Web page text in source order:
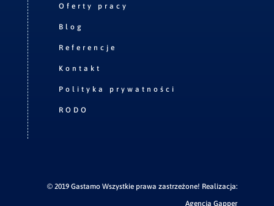
Oferty pracy
Blog
Referencje
Kontakt
Polityka prywatności
RODO
© 2019 Gastamo Wszystkie prawa zastrzeżone! Realizacja:
Agencja Gapper